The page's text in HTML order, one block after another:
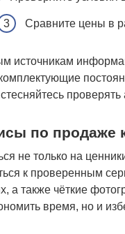
Сравните цены в
источникам
по продаже
не только на
к проверенным
а также чёткие
время, но и